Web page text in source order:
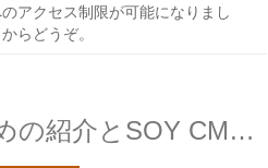
アクセス制限が可能になりまし
らどうぞ。
SOY CMSのすすめの紹介とSOY CMSの開発状況について